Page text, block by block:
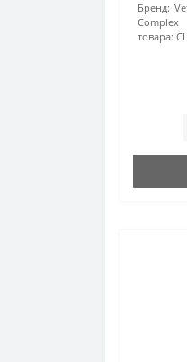
Бренд:
Complex
товара: